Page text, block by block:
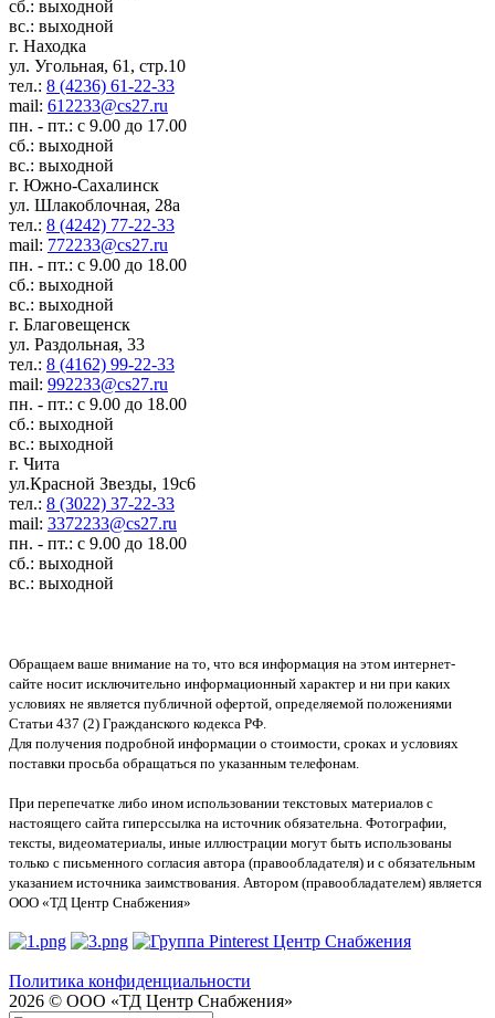
сб.: выходной
вс.: выходной
г. Находка
ул. Угольная, 61, стр.10
тел.: 8 (4236) 61-22-33
mail: 612233@cs27.ru
пн. - пт.: с 9.00 до 17.00
сб.: выходной
вс.: выходной
г. Южно-Сахалинск
ул. Шлакоблочная, 28а
тел.: 8 (4242) 77-22-33
mail: 772233@cs27.ru
пн. - пт.: с 9.00 до 18.00
сб.: выходной
вс.: выходной
г. Благовещенск
ул. Раздольная, 33
тел.: 8 (4162) 99-22-33
mail: 992233@cs27.ru
пн. - пт.: с 9.00 до 18.00
сб.: выходной
вс.: выходной
г. Чита
ул.Красной Звезды, 19с6
тел.: 8 (3022) 37-22-33
mail: 3372233@cs27.ru
пн. - пт.: с 9.00 до 18.00
сб.: выходной
вс.: выходной
Обращаем ваше внимание на то, что вся информация на этом интернет-
сайте носит исключительно информационный характер и ни при каких
условиях не является публичной офертой, определяемой положениями
Статьи 437 (2) Гражданского кодекса РФ.
Для получения подробной информации о стоимости, сроках и условиях
поставки просьба обращаться по указанным телефонам.
При перепечатке либо ином использовании текстовых материалов с
настоящего сайта гиперссылка на источник обязательна. Фотографии,
тексты, видеоматериалы, иные иллюстрации могут быть использованы
только с письменного согласия автора (правообладателя) и с обязательным
указанием источника заимствования. Автором (правообладателем) является
ООО «ТД Центр Снабжения»
Политика конфиденциальности
2026 © ООО «ТД Центр Снабжения»